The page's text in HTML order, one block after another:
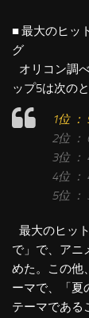
■ 最大のヒッ
グ
オリコン調
ップ5は次の
1位 ：
2位 ：
3位 ：
4位 ：
5位 ：
最大のヒッ
で」で、アニ
めた。この他
ーマで、「夏
テーマである